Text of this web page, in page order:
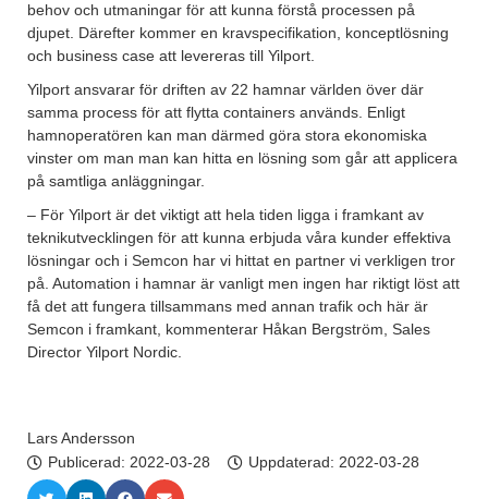
behov och utmaningar för att kunna förstå processen på
djupet. Därefter kommer en kravspecifikation, konceptlösning
och business case att levereras till Yilport.
Yilport ansvarar för driften av 22 hamnar världen över där
samma process för att flytta containers används. Enligt
hamnoperatören kan man därmed göra stora ekonomiska
vinster om man man kan hitta en lösning som går att applicera
på samtliga anläggningar.
– För Yilport är det viktigt att hela tiden ligga i framkant av
teknikutvecklingen för att kunna erbjuda våra kunder effektiva
lösningar och i Semcon har vi hittat en partner vi verkligen tror
på. Automation i hamnar är vanligt men ingen har riktigt löst att
få det att fungera tillsammans med annan trafik och här är
Semcon i framkant, kommenterar Håkan Bergström, Sales
Director Yilport Nordic.
Lars Andersson
Publicerad: 2022-03-28 Uppdaterad: 2022-03-28